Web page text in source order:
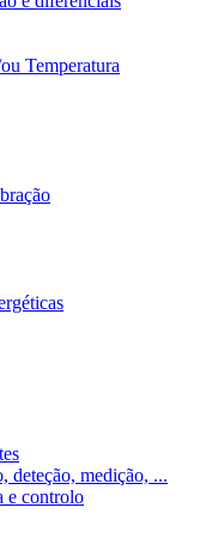
Temperatura
deteção, medição, ...
e controlo